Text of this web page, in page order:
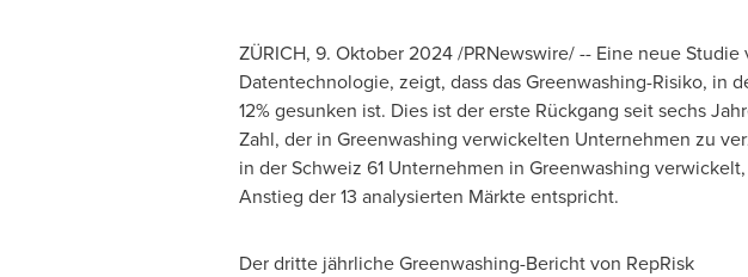
ZÜRICH, 9. Oktober 2024/PRNewswire/ -- Eine neueStudie
Datentechnologie, zeigt, dass dasGreenwashing-Risiko, in
12% gesunken ist. Dies ist der erste Rückgang seit sechs
Zahl, der in Greenwashing verwickelten Unternehmen zu
in der Schweiz 61 Unternehmen in Greenwashing
Anstieg der 13 analysierten Märkte entspricht.
Der dritte jährliche Greenwashing-Bericht von RepRisk